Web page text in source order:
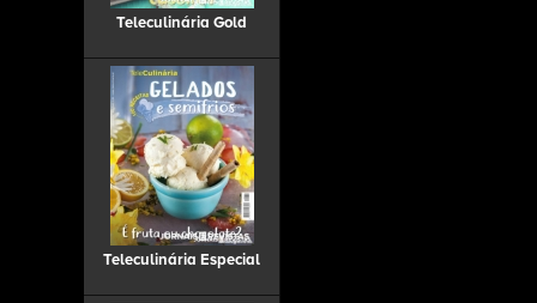
Teleculinária Gold
Teleculinária Especial